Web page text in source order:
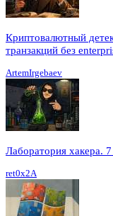
Криптовалютный
транзакций без
ArtemIrgebaev
Лаборатория хакера.
ret0x2A